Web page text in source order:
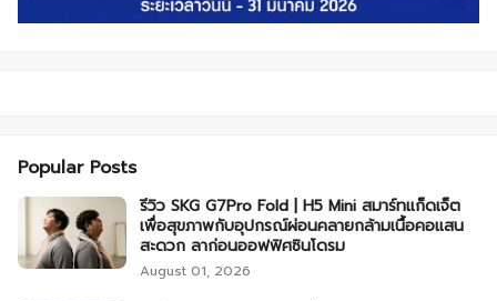
Popular Posts
รีวิว SKG G7Pro Fold | H5 Mini สมาร์ทแก็ดเจ็ต
เพื่อสุขภาพกับอุปกรณ์ผ่อนคลายกล้ามเนื้อคอแสน
สะดวก ลาก่อนออฟฟิศซินโดรม
August 01, 2026